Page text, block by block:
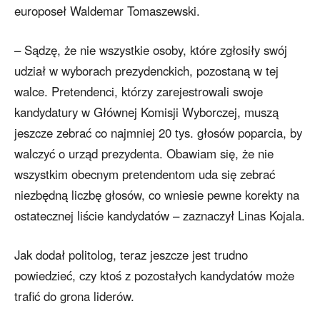
europoseł Waldemar Tomaszewski.
– Sądzę, że nie wszystkie osoby, które zgłosiły swój
udział w wyborach prezydenckich, pozostaną w tej
walce. Pretendenci, którzy zarejestrowali swoje
kandydatury w Głównej Komisji Wyborczej, muszą
jeszcze zebrać co najmniej 20 tys. głosów poparcia, by
walczyć o urząd prezydenta. Obawiam się, że nie
wszystkim obecnym pretendentom uda się zebrać
niezbędną liczbę głosów, co wniesie pewne korekty na
ostatecznej liście kandydatów – zaznaczył Linas Kojala.
Jak dodał politolog, teraz jeszcze jest trudno
powiedzieć, czy ktoś z pozostałych kandydatów może
trafić do grona liderów.